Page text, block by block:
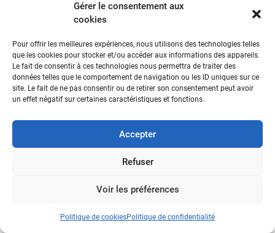
Gérer le consentement aux
cookies
Pour offrir les meilleures expériences, nous utilisons des technologies telles
que les cookies pour stocker et/ou accéder aux informations des appareils.
Le fait de consentir à ces technologies nous permettra de traiter des
données telles que le comportement de navigation ou les ID uniques sur ce
site. Le fait de ne pas consentir ou de retirer son consentement peut avoir
un effet négatif sur certaines caractéristiques et fonctions.
Accepter
Refuser
Voir les préférences
Politique de cookiesPolitique de confidentialité
Plan du site
Copyright © 2026|Mentions légales|Confidentialité|
fait avec
par l'agence idcom